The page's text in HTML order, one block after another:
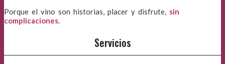
Porque el vino son historias, placer y disfrute, sin
complicaciones.
Servicios